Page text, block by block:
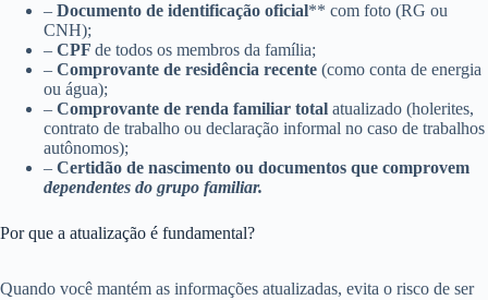
– Documento de identificação oficial** com foto (RG ou
CNH);
– CPF de todos os membros da família;
– Comprovante de residência recente (como conta de energia
ou água);
– Comprovante de renda familiar total atualizado (holerites,
contrato de trabalho ou declaração informal no caso de trabalhos
autônomos);
– Certidão de nascimento ou documentos que comprovem
dependentes do grupo familiar.
Por que a atualização é fundamental?
Quando você mantém as informações atualizadas, evita o risco de ser